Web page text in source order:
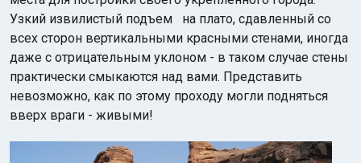
Узкий извилистый подъем на плато, сдавленный со
всех сторон вертикальными красными стенами, иногда
даже с отрицательным уклоном - в таком случае стены
практически смыкаются над вами. Представить
невозможно, как по этому проходу могли подняться
вверх враги - живыми!